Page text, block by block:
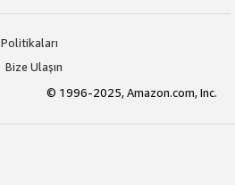
Politikaları
Bize Ulaşın
© 1996-2025, Amazon.com, Inc.